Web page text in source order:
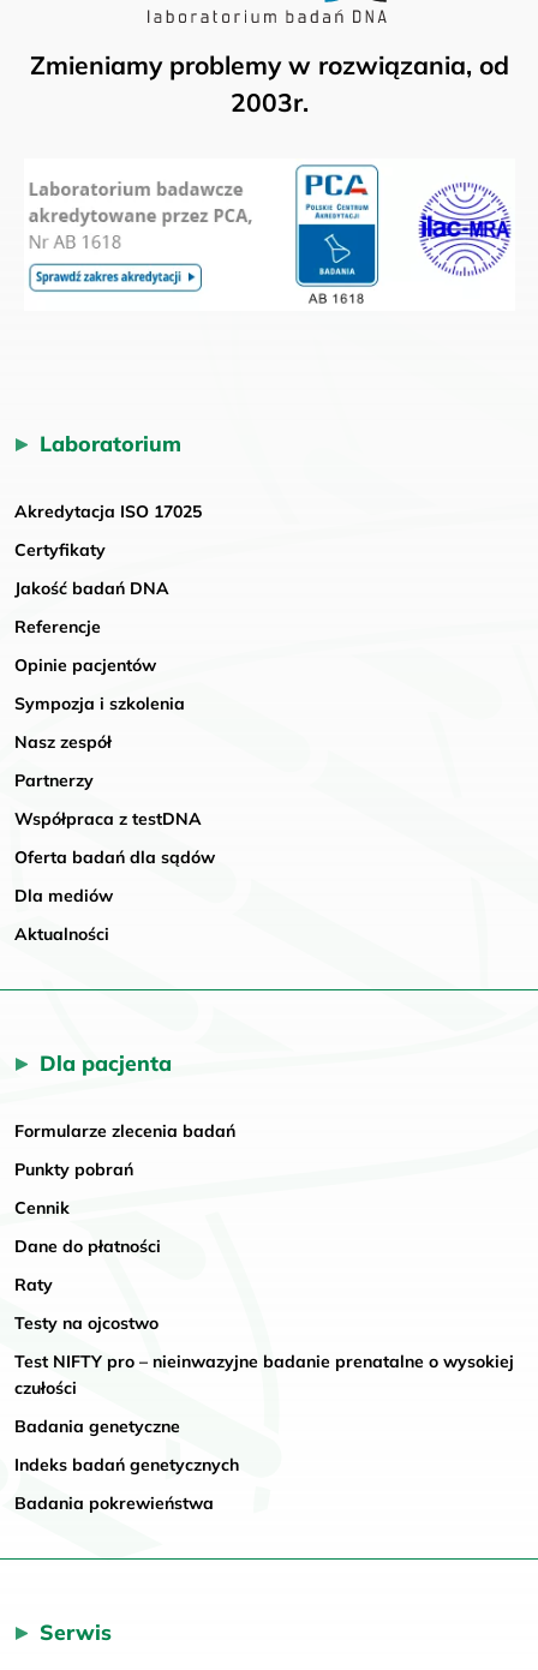
Zmieniamy problemy w rozwiązania, od
2003r.
Laboratorium
Akredytacja ISO 17025
Certyfikaty
Jakość badań DNA
Referencje
Opinie pacjentów
Sympozja i szkolenia
Nasz zespół
Partnerzy
Współpraca z testDNA
Oferta badań dla sądów
Dla mediów
Aktualności
Dla pacjenta
Formularze zlecenia badań
Punkty pobrań
Cennik
Dane do płatności
Raty
Testy na ojcostwo
Test NIFTY pro – nieinwazyjne badanie prenatalne o wysokiej
czułości
Badania genetyczne
Indeks badań genetycznych
Badania pokrewieństwa
Serwis